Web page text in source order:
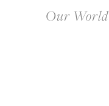
Our World